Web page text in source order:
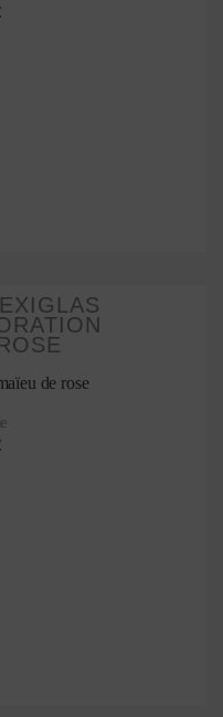
de rose